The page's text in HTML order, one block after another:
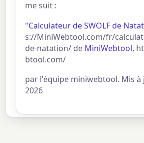
me suit :
"Calculateur de SWOLF de
s://MiniWebtool.com/fr/
de-natation/ de MiniWebtool,
btool.com/
par l'équipe miniwebtool. Mis à
2026